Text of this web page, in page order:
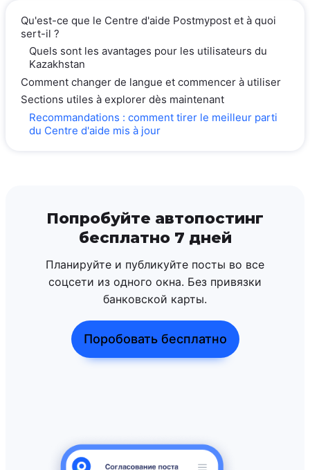
Qu'est-ce que le Centre d'aide Postmypost et à quoi
sert-il ?
Quels sont les avantages pour les utilisateurs du
Kazakhstan
Comment changer de langue et commencer à utiliser
Sections utiles à explorer dès maintenant
Recommandations : comment tirer le meilleur parti
du Centre d'aide mis à jour
Попробуйте автопостинг
бесплатно 7 дней
Планируйте и публикуйте посты во все
соцсети из одного окна. Без привязки
банковской карты.
Поробовать бесплатно